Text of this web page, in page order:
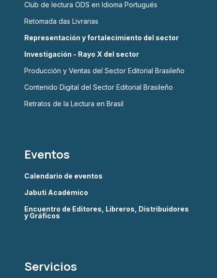
Club de lectura ODS en Idioma Portugués
Retomada das Livrarias
Representación y fortalecimiento del sector
Investigación - Rayo X del sector
Producción y Ventas del Sector Editorial Brasileño
Contenido Digital del Sector Editorial Brasileño
Retratos de la Lectura en Brasil
Eventos
Calendario de eventos
Jabuti Académico
Encuentro de Editores, Libreros, Distribuidores
y Gráficos
Servicios